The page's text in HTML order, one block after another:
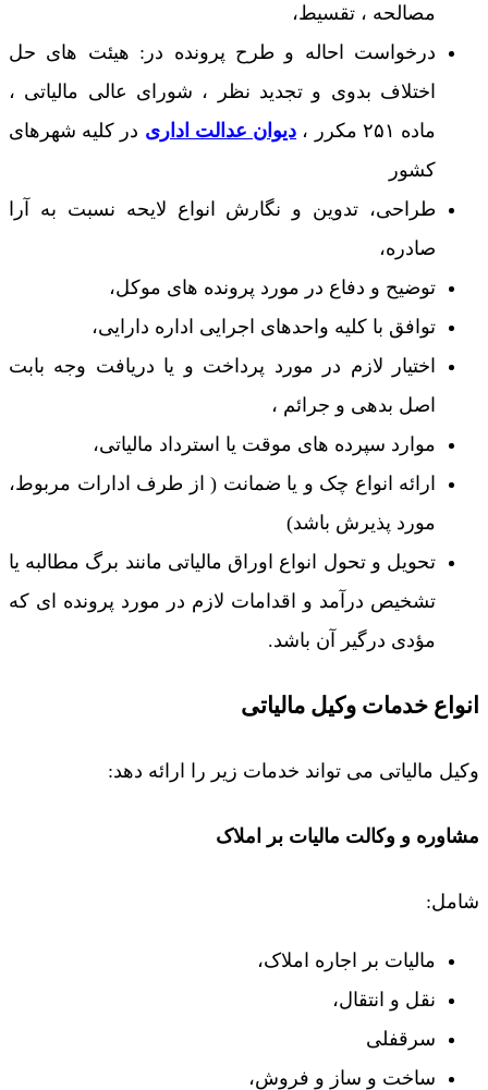
مصالحه ، تقسیط،
درخواست احاله و طرح پرونده در: هیئت های حل
اختلاف بدوی و تجدید نظر ، شورای عالی مالیاتی ،
ماده ۲۵۱ مکرر ،
دیوان عدالت اداری در کلیه شهرهای
کشور
طراحی، تدوین و نگارش انواع لایحه نسبت به آرا
صادره،
توضیح و دفاع در مورد پرونده های موکل،
توافق با کلیه واحدهای اجرایی اداره دارایی،
اختیار لازم در مورد پرداخت و یا دریافت وجه بابت
اصل بدهی و جرائم ،
موارد سپرده های موقت یا استرداد مالیاتی،
ارائه انواع چک و یا ضمانت ( از طرف ادارات مربوط،
مورد پذیرش باشد)
تحویل و تحول انواع اوراق مالیاتی مانند برگ مطالبه یا
تشخیص درآمد و اقدامات لازم در مورد پرونده ای که
مؤدی درگیر آن باشد.
انواع خدمات وکیل مالیاتی
وکیل مالیاتی می تواند خدمات زیر را ارائه دهد:
مشاوره و وکالت مالیات بر املاک
شامل:
مالیات بر اجاره املاک،
نقل و انتقال،
سرقفلی
ساخت و ساز و فروش،